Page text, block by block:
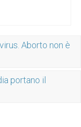
Aborto non è
portano il